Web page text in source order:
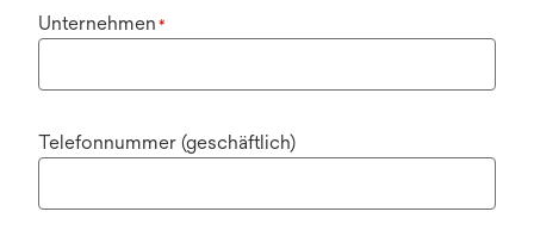
Unternehmen *
Telefonnummer (geschäftlich)